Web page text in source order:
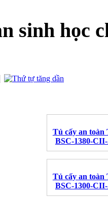
sinh học
Tủ cấy an toàn
BSC-1380-
Tủ cấy an toàn
BSC-1300-